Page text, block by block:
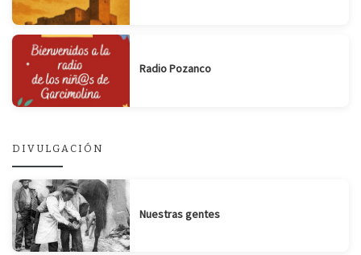
Radio Pozanco
DIVULGACIÓN
Nuestras gentes